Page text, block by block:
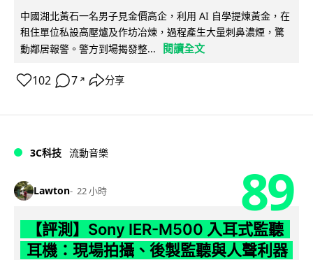
中國湖北黃石一名男子見金價高企，利用 AI 自學提煉黃金，在
租住單位私設高壓爐及作坊冶煉，過程產生大量刺鼻濃煙，驚
動鄰居報警。警方到場揭發整...
閱讀全文
102 7 ↗ 分享
3C科技 流動音樂
Lawton 22 小時 89
【評測】Sony IER-M500 入耳式監聽
耳機：現場拍攝、後製監聽與人聲利器